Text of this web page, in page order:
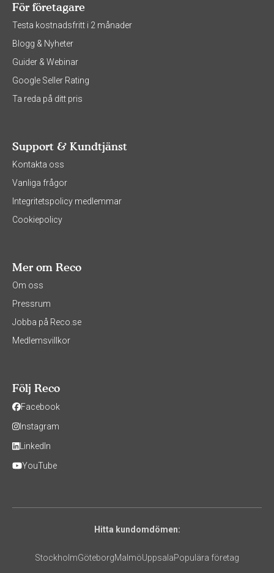
För företagare
Testa kostnadsfritt i 2 månader
Blogg & Nyheter
Guider & Webinar
Google Seller Rating
Ta reda på ditt pris
Support & Kundtjänst
Kontakta oss
Vanliga frågor
Integritetspolicy medlemmar
Cookiepolicy
Mer om Reco
Om oss
Pressrum
Jobba på Reco.se
Medlemsvillkor
Följ Reco
Facebook
Instagram
LinkedIn
YouTube
Hitta kundomdömen:
StockholmGöteborgMalmöUppsalaPopulära företag